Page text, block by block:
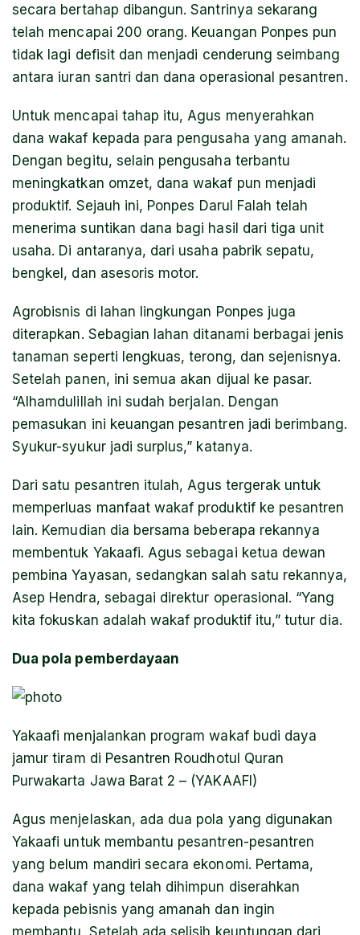
secara bertahap dibangun. Santrinya sekarang
telah mencapai 200 orang. Keuangan Ponpes pun
tidak lagi defisit dan menjadi cenderung seimbang
antara iuran santri dan dana operasional pesantren.
Untuk mencapai tahap itu, Agus menyerahkan
dana wakaf kepada para pengusaha yang amanah.
Dengan begitu, selain pengusaha terbantu
meningkatkan omzet, dana wakaf pun menjadi
produktif. Sejauh ini, Ponpes Darul Falah telah
menerima suntikan dana bagi hasil dari tiga unit
usaha. Di antaranya, dari usaha pabrik sepatu,
bengkel, dan asesoris motor.
Agrobisnis di lahan lingkungan Ponpes juga
diterapkan. Sebagian lahan ditanami berbagai jenis
tanaman seperti lengkuas, terong, dan sejenisnya.
Setelah panen, ini semua akan dijual ke pasar.
“Alhamdulillah ini sudah berjalan. Dengan
pemasukan ini keuangan pesantren jadi berimbang.
Syukur-syukur jadi surplus,” katanya.
Dari satu pesantren itulah, Agus tergerak untuk
memperluas manfaat wakaf produktif ke pesantren
lain. Kemudian dia bersama beberapa rekannya
membentuk Yakaafi. Agus sebagai ketua dewan
pembina Yayasan, sedangkan salah satu rekannya,
Asep Hendra, sebagai direktur operasional. “Yang
kita fokuskan adalah wakaf produktif itu,” tutur dia.
Dua pola pemberdayaan
Yakaafi menjalankan program wakaf budi daya
jamur tiram di Pesantren Roudhotul Quran
Purwakarta Jawa Barat 2 – (YAKAAFI)
Agus menjelaskan, ada dua pola yang digunakan
Yakaafi untuk membantu pesantren-pesantren
yang belum mandiri secara ekonomi. Pertama,
dana wakaf yang telah dihimpun diserahkan
kepada pebisnis yang amanah dan ingin
membantu. Setelah ada selisih keuntungan dari